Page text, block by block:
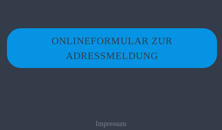
ONLINEFORMULAR ZUR
ADRESSMELDUNG
Impressum